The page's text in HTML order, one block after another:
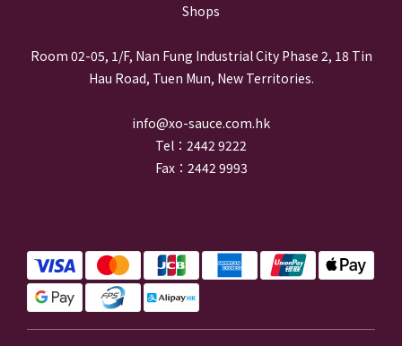
Shops
Room 02-05, 1/F, Nan Fung Industrial City Phase 2, 18 Tin
Hau Road, Tuen Mun, New Territories.
info@xo-sauce.com.hk
Tel：2442 9222
Fax：2442 9993